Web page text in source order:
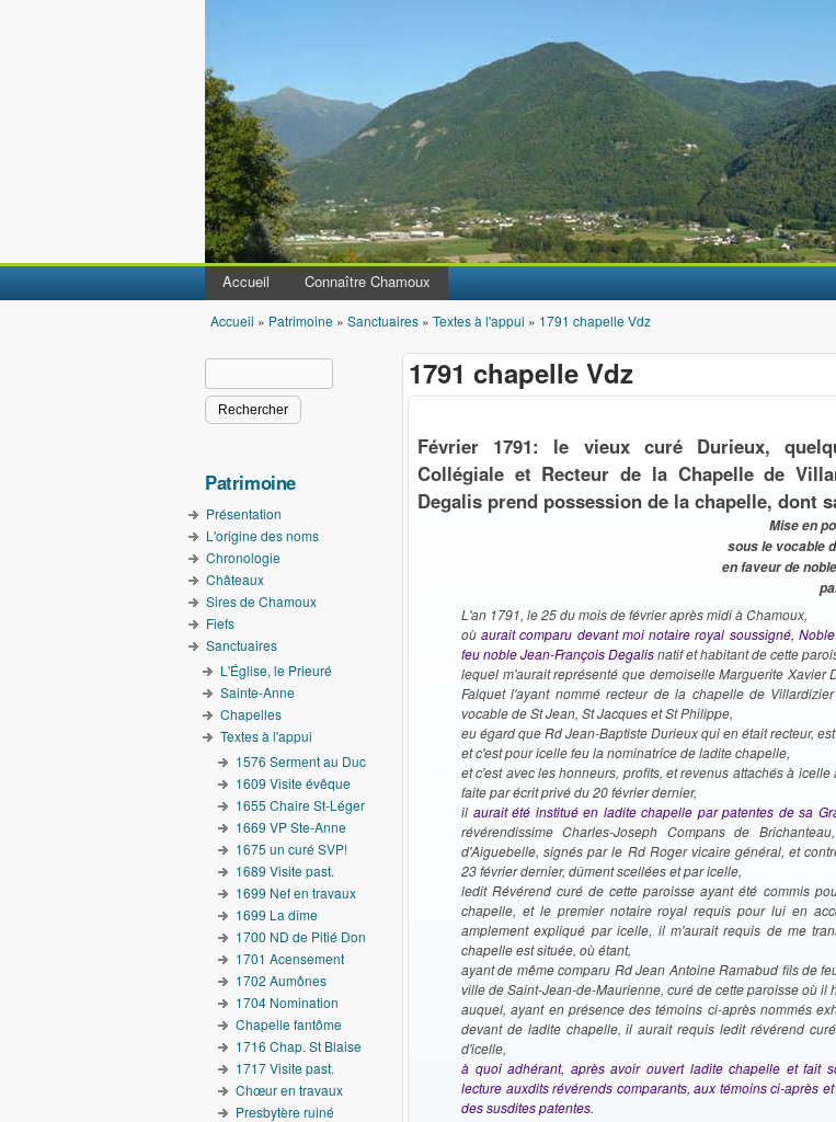
Accueil Connaître Chamoux
Vous êtes ici
Accueil » Patrimoine » Sanctuaires » Textes à l'appui » 1791 chapelle Vdz
1791 chapelle Vdz
Février 1791: le vieux curé Durieux,
Collégiale et Recteur de la Chapelle de
Degalis prend possession de la chapelle, dont
Mise en
sous le vocable
en faveur de
L'an 1791, le 25 du mois de février après midi à Chamoux,
oùaurait comparu devant moi notaire royal soussigné,
feu noble Jean-François Degalisnatif et habitant de cette
lequel m'aurait représenté que demoiselle Marguerite Xavier
Falquet l'ayant nommé recteur de la chapelle de
vocable de St Jean, St Jacques et St Philippe,
eu égard queRdJean-Baptiste Durieux qui en était recteur,
et c'est pour icelle feu la nominatrice de ladite chapelle,
et c'est avec les honneurs, profits, et revenus attachés à
faite par écrit privé du 20 février dernier,
il aurait été institué en ladite chapelle par patentes de sa
révérendissime Charles-Joseph Compans de
d'Aiguebelle, signés par le RdRoger vicaire général, et
23 février dernier, dûment scellées et par icelle,
leditRévérend curé de cette paroisse ayant été commis
chapelle, et le premier notaire royal requis pour lui en
amplement expliqué par icelle, il m'aurait requis de me
chapelle est située, où étant,
ayant de même comparu RdJean Antoine Ramabud fils de
ville de Saint-Jean-de-Maurienne, curé de cette paroisse où il
auquel, ayant en présence des témoins ci-après nommés
devant de ladite chapelle, il aurait requis ledit révérend
d'icelle,
à quoi adhérant, après avoir ouvert ladite chapelle et fait
lecture auxdits révérends comparants, aux témoins ci-après
des susdites patentes.
Formulaire de recherche
Patrimoine
Présentation
L'origine des noms
Chronologie
Châteaux
Sires de Chamoux
Fiefs
Sanctuaires
L'Église, le Prieuré
Sainte-Anne
Chapelles
Textes à l'appui
1576 Serment au Duc
1609 Visite évêque
1655 Chaire St-Léger
1669 VP Ste-Anne
1675 un curé SVP!
1689 Visite past.
1699 Nef en travaux
1699 La dîme
1700 ND de Pitié Don
1701 Acensement
1702 Aumônes
1704 Nomination
Chapelle fantôme
1716 Chap. St Blaise
1717 Visite past.
Chœur en travaux
Presbytère ruiné